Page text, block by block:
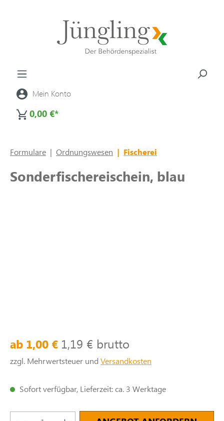
Mein Konto
0,00 €*
Formulare | Ordnungswesen | Fischerei
Sonderfischereischein, blau
ab 1,00 € 1,19 € brutto
zzgl. Mehrwertsteuer und Versandkosten
Sofort verfügbar, Lieferzeit: ca. 3 Werktage